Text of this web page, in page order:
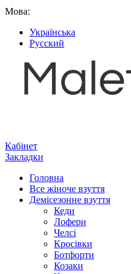
Мова:
Українська
Русский
Кабінет
Закладки
Головна
Все жіноче взуття
Демісезонне взуття
Кеди
Лофери
Челсі
Кросівки
Ботфорти
Козаки